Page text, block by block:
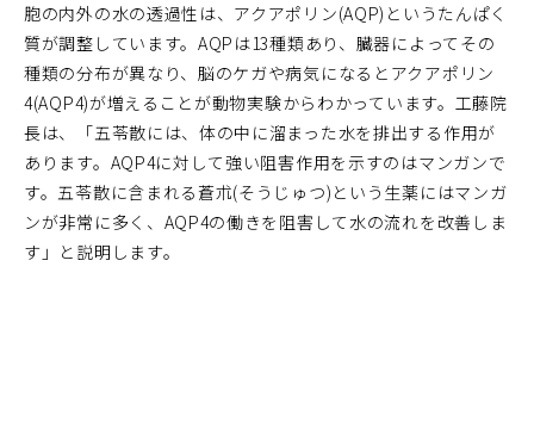
胞の内外の水の透過性は、アクアポリン(AQP)というたんぱく
質が調整しています。AQPは13種類あり、臓器によってその
種類の分布が異なり、脳のケガや病気になるとアクアポリン
4(AQP4)が増えることが動物実験からわかっています。工藤院
長は、「五苓散には、体の中に溜まった水を排出する作用が
あります。AQP4に対して強い阻害作用を示すのはマンガンで
す。五苓散に含まれる蒼朮(そうじゅつ)という生薬にはマンガ
ンが非常に多く、AQP4の働きを阻害して水の流れを改善しま
す」と説明します。